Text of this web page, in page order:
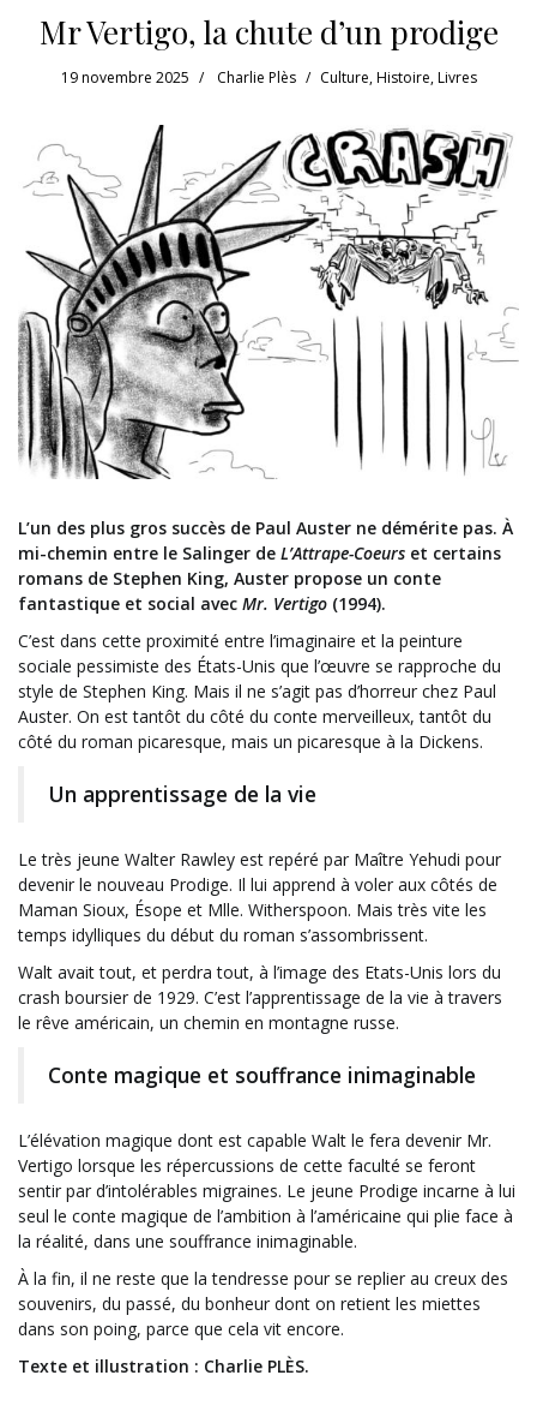
Mr Vertigo, la chute d’un prodige
19 novembre 2025 Charlie Plès Culture,Histoire,Livres
L’un des plus gros succès de Paul Auster ne démérite pas. À
mi-chemin entre le Salinger de L’Attrape-Coeurs et certains
romans de Stephen King, Auster propose un conte
fantastique et social avec Mr. Vertigo (1994).
C’est dans cette proximité entre l’imaginaire et la peinture
sociale pessimiste des États-Unis que l’œuvre se rapproche du
style de Stephen King. Mais il ne s’agit pas d’horreur chez Paul
Auster. On est tantôt du côté du conte merveilleux, tantôt du
côté du roman picaresque, mais un picaresque à la Dickens.
Un apprentissage de la vie
Le très jeune Walter Rawley est repéré par Maître Yehudi pour
devenir le nouveau Prodige. Il lui apprend à voler aux côtés de
Maman Sioux, Ésope et Mlle. Witherspoon. Mais très vite les
temps idylliques du début du roman s’assombrissent.
Walt avait tout, et perdra tout, à l’image des Etats-Unis lors du
crash boursier de 1929. C’est l’apprentissage de la vie à travers
le rêve américain, un chemin en montagne russe.
Conte magique et souffrance inimaginable
L’élévation magique dont est capable Walt le fera devenir Mr.
Vertigo lorsque les répercussions de cette faculté se feront
sentir par d’intolérables migraines. Le jeune Prodige incarne à lui
seul le conte magique de l’ambition à l’américaine qui plie face à
la réalité, dans une souffrance inimaginable.
À la fin, il ne reste que la tendresse pour se replier au creux des
souvenirs, du passé, du bonheur dont on retient les miettes
dans son poing, parce que cela vit encore.
Texte et illustration : Charlie PLÈS.